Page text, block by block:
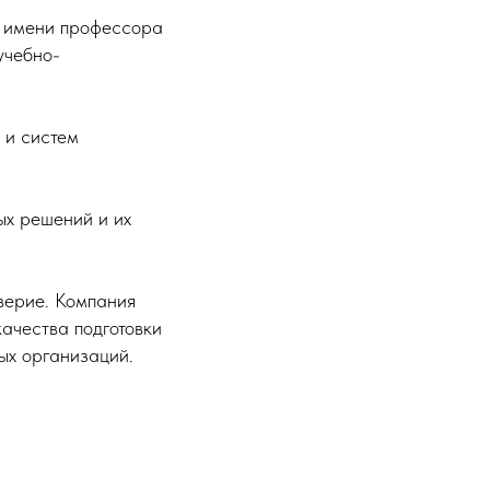
профессора
систем
решений и их
Компания
подготовки
организаций.